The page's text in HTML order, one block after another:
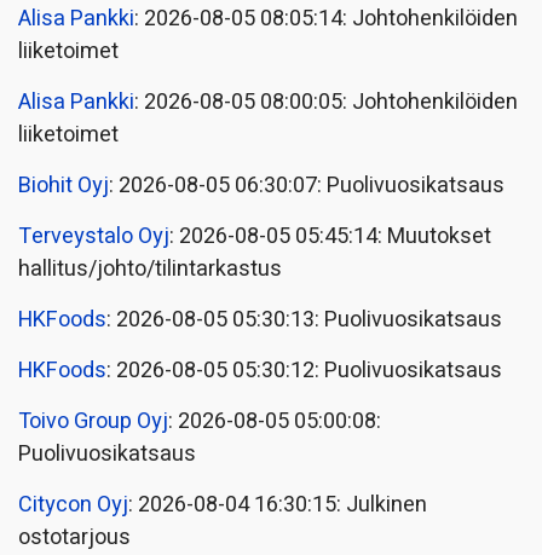
Alisa Pankki: 2026-08-05 08:05:14: Johtohenkilöiden
liiketoimet
Alisa Pankki: 2026-08-05 08:00:05: Johtohenkilöiden
liiketoimet
Biohit Oyj: 2026-08-05 06:30:07: Puolivuosikatsaus
Terveystalo Oyj: 2026-08-05 05:45:14: Muutokset
hallitus/johto/tilintarkastus
HKFoods: 2026-08-05 05:30:13: Puolivuosikatsaus
HKFoods: 2026-08-05 05:30:12: Puolivuosikatsaus
Toivo Group Oyj: 2026-08-05 05:00:08:
Puolivuosikatsaus
Citycon Oyj: 2026-08-04 16:30:15: Julkinen
ostotarjous